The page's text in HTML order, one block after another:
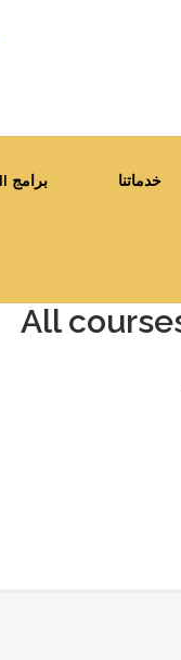
خدماتنا برامج LMI
All